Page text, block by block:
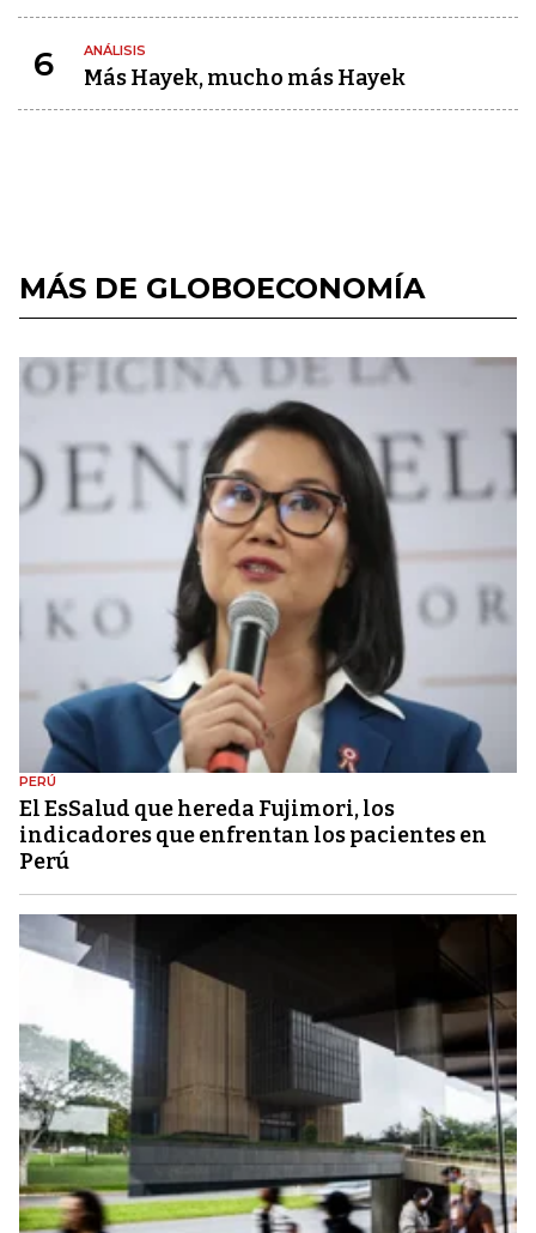
6 ANÁLISIS
Más Hayek, mucho más Hayek
MÁS DE GLOBOECONOMÍA
PERÚ
El EsSalud que hereda Fujimori, los
indicadores que enfrentan los pacientes en
Perú